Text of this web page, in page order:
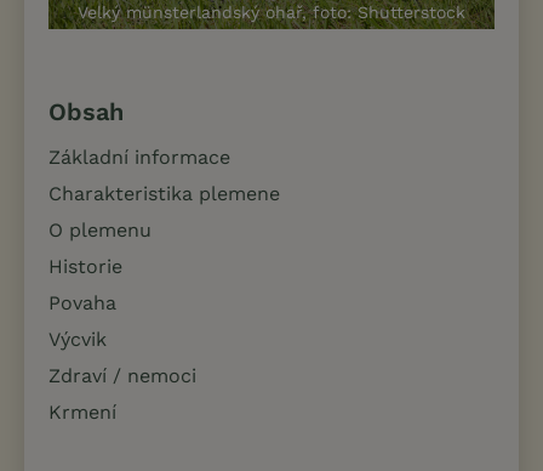
Velký münsterlandský ohař, foto: Shutterstock
Obsah
Základní informace
Charakteristika plemene
O plemenu
Historie
Povaha
Výcvik
Zdraví / nemoci
Krmení